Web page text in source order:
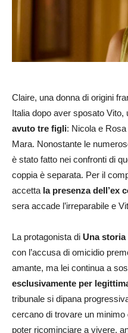
Claire, una donna di origini
Italia dopo aver sposato Vito,
avuto tre figli: Nicola e
Mara. Nonostante le
è stato fatto nei confronti di
coppia è separata. Per il
accetta la presenza dell’ex
sera accade l’irreparabile e
La protagonista di Una storia
con l’accusa di omicidio
amante, ma lei continua a
esclusivamente per
tribunale si dipana
cercano di trovare un
poter ricominciare a vivere,